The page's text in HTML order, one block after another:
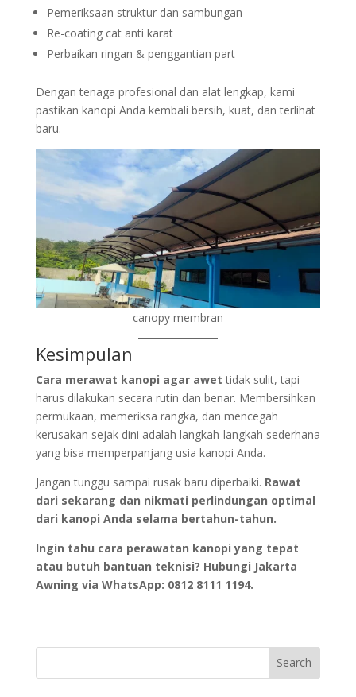
Pemeriksaan struktur dan sambungan
Re-coating cat anti karat
Perbaikan ringan & penggantian part
Dengan tenaga profesional dan alat lengkap, kami
pastikan kanopi Anda kembali bersih, kuat, dan terlihat
baru.
canopy membran
Kesimpulan
Cara merawat kanopi agar awet tidak sulit, tapi
harus dilakukan secara rutin dan benar. Membersihkan
permukaan, memeriksa rangka, dan mencegah
kerusakan sejak dini adalah langkah-langkah sederhana
yang bisa memperpanjang usia kanopi Anda.
Jangan tunggu sampai rusak baru diperbaiki. Rawat
dari sekarang dan nikmati perlindungan optimal
dari kanopi Anda selama bertahun-tahun.
Ingin tahu cara perawatan kanopi yang tepat
atau butuh bantuan teknisi? Hubungi Jakarta
Awning via WhatsApp: 0812 8111 1194.
Search